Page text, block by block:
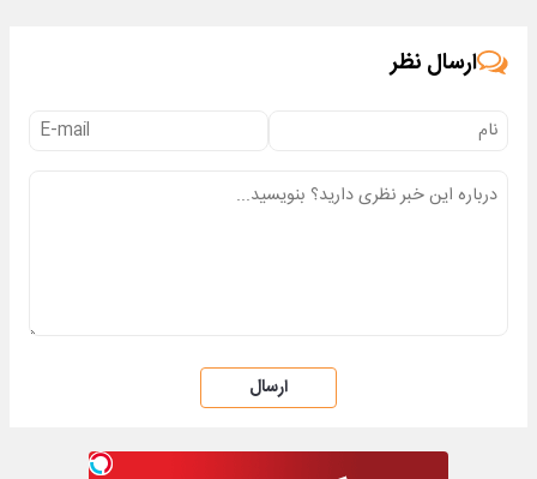
ارسال نظر
ارسال